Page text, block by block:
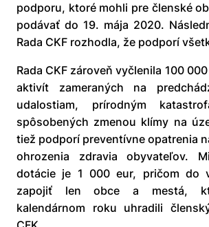
podporu, ktoré mohli pre členské
podávať do 19. mája 2020.
Rada CKF rozhodla, že podporí
Rada CKF zároveň vyčlenila 100
aktivít zameraných na
udalostiam, prírodným
spôsobených zmenou klímy na
tiež podporí preventívne opatrenia
ohrozenia zdravia obyvateľov.
dotácie je 1 000 eur, pričom do
zapojiť len obce a mestá,
kalendárnom roku uhradili